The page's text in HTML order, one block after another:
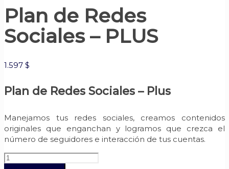
Plan de Redes
Sociales – PLUS
1.597 $
Plan de Redes Sociales – Plus
Manejamos tus redes sociales, creamos contenidos
originales que enganchan y logramos que crezca el
número de seguidores e interacción de tus cuentas.
Plan